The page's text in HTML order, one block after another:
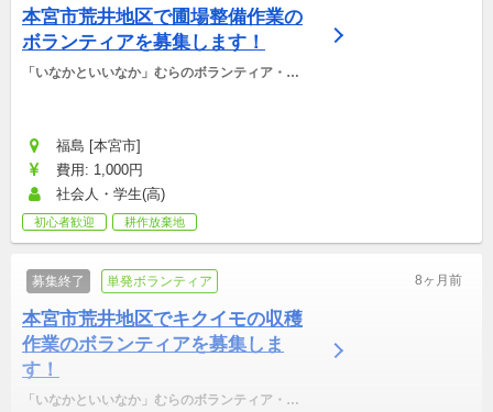
本宮市荒井地区で圃場整備作業の
ボランティアを募集します！
「いなかといいなか」むらのボランティア・マ
福島 [本宮市]
費用: 1,000円
社会人・学生(高)
初心者歓迎 耕作放棄地
募集終了 単発ボランティア 8ヶ月前
本宮市荒井地区でキクイモの収穫
作業のボランティアを募集しま
す！
「いなかといいなか」むらのボランティア・マ